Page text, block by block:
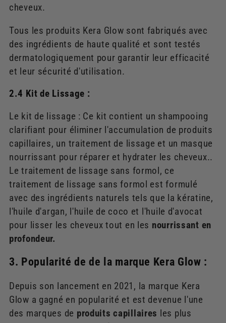
cheveux.
Tous les produits Kera Glow sont fabriqués avec
des ingrédients de haute qualité et sont testés
dermatologiquement pour garantir leur efficacité
et leur sécurité d'utilisation.
2.4 Kit de Lissage :
Le kit de lissage : Ce kit contient un shampooing
clarifiant pour éliminer l'accumulation de produits
capillaires, un traitement de lissage et un masque
nourrissant pour réparer et hydrater les cheveux..
Le traitement de lissage sans formol, ce
traitement de lissage sans formol est formulé
avec des ingrédients naturels tels que la kératine,
l'huile d'argan, l'huile de coco et l'huile d'avocat
pour lisser les cheveux tout en les nourrissant en
profondeur.
3. Popularité de de la marque Kera Glow :
Depuis son lancement en 2021, la marque Kera
Glow a gagné en popularité et est devenue l'une
des marques de produits capillaires les plus